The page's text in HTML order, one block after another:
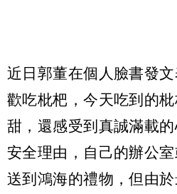
近日郭董在個人臉書發
歡吃枇杷，今天吃到的
甜，還感受到真誠滿載
安全理由，自己的辦公
送到鴻海的禮物，但由於